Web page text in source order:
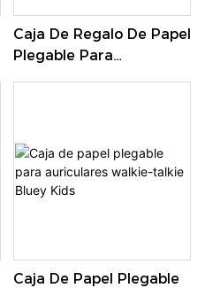
Caja De Regalo De Papel
Plegable Para
Caja De Papel Plegable